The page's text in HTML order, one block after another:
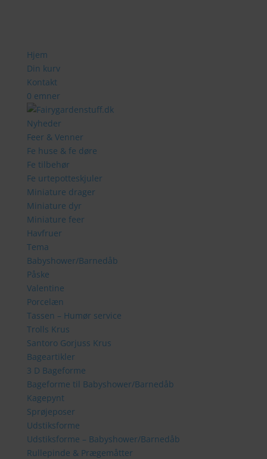
Hjem
Din kurv
Kontakt
0 emner
Nyheder
Feer & Venner
Fe huse & fe døre
Fe tilbehør
Fe urtepotteskjuler
Miniature drager
Miniature dyr
Miniature feer
Havfruer
Tema
Babyshower/Barnedåb
Påske
Valentine
Porcelæn
Tassen – Humør service
Trolls Krus
Santoro Gorjuss Krus
Bageartikler
3 D Bageforme
Bageforme til Babyshower/Barnedåb
Kagepynt
Sprøjeposer
Udstiksforme
Udstiksforme – Babyshower/Barnedåb
Rullepinde & Prægemåtter